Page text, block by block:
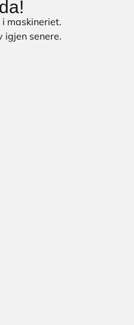
maskineriet.
igjen senere.